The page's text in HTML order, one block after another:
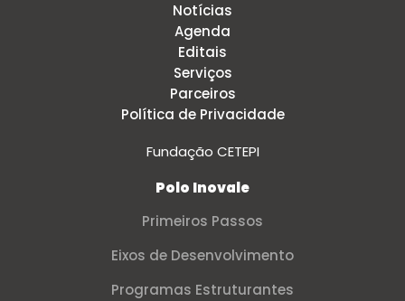
Notícias
Agenda
Editais
Serviços
Parceiros
Política de Privacidade
Fundação CETEPI
Polo Inovale
Primeiros Passos
Eixos de Desenvolvimento
Programas Estruturantes